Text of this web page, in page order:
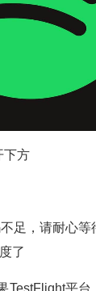
下方
足，请耐心等
了
TestFlight平台